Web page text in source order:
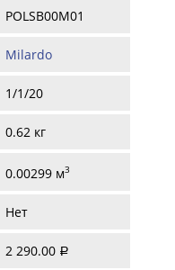
POLSB00M01
Milardo
1/1/20
0.62 кг
0.00299 м3
Нет
2 290.00 a